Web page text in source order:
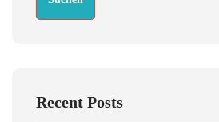
Recent Posts